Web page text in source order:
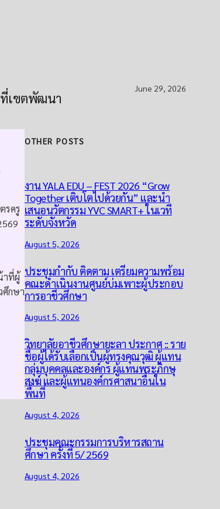
ที่เขตพัฒนา
June 29, 2026
รครู
าที่ผู้
ศึกษา
OTHER POSTS
งาน YALA EDU – FEST 2026 “Grow
Together เติบโตไปด้วยกัน” และนำ
เสนอนวัตกรรม YVC SMART+ ในเวที
ระดับจังหวัด
August 5, 2026
ประชุมกำกับ ติดตาม เตรียมความพร้อม
คณะดำเนินงานศูนย์บ่มเพาะผู้ประกอบ
การอาชีวศึกษา
August 5, 2026
​​วิทยาลัยอาชีวศึกษายะลา ประกาศ :: ราย
ชื่อผู้ได้รับเลือกเป็นผู้ทรงคุณวุฒิ ผู้แทน
กลุ่มบุคคลและองค์กร ผู้แทนพระภิกษุ
สงฆ์ และผู้แทนองค์กรศาสนาอื่นใน
พื้นที่
August 4, 2026
ประชุมคณะกรรมการบริหารสถาน
ศึกษา ครั้งที่ 5/ 2569
August 4, 2026